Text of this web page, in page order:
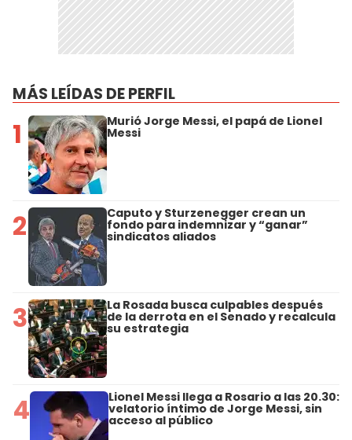
MÁS LEÍDAS DE PERFIL
1 Murió Jorge Messi, el papá de Lionel
Messi
2 Caputo y Sturzenegger crean un
fondo para indemnizar y “ganar”
sindicatos aliados
3 La Rosada busca culpables después
de la derrota en el Senado y recalcula
su estrategia
4 Lionel Messi llega a Rosario a las 20.30:
velatorio íntimo de Jorge Messi, sin
acceso al público